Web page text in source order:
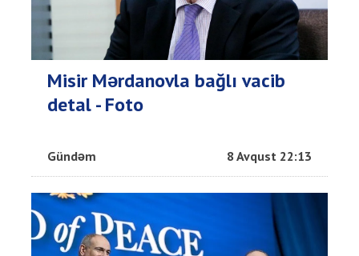
Misir Mərdanovla bağlı vacib
detal - Foto
Gündəm 8 Avqust 22:13